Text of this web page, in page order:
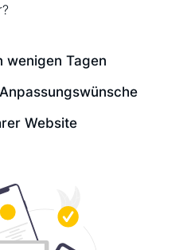
wenigen Tagen
Website